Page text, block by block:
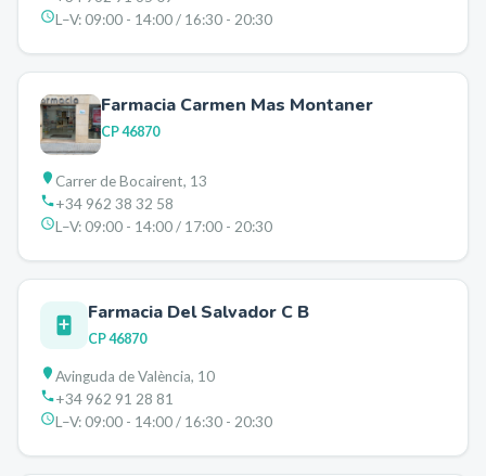
L–V:09:00 - 14:00 / 16:30 - 20:30
Farmacia Carmen Mas Montaner
CP46870
Carrer de Bocairent, 13
+34 962 38 32 58
L–V:09:00 - 14:00 / 17:00 - 20:30
Farmacia Del Salvador C B
CP46870
Avinguda de València, 10
+34 962 91 28 81
L–V:09:00 - 14:00 / 16:30 - 20:30